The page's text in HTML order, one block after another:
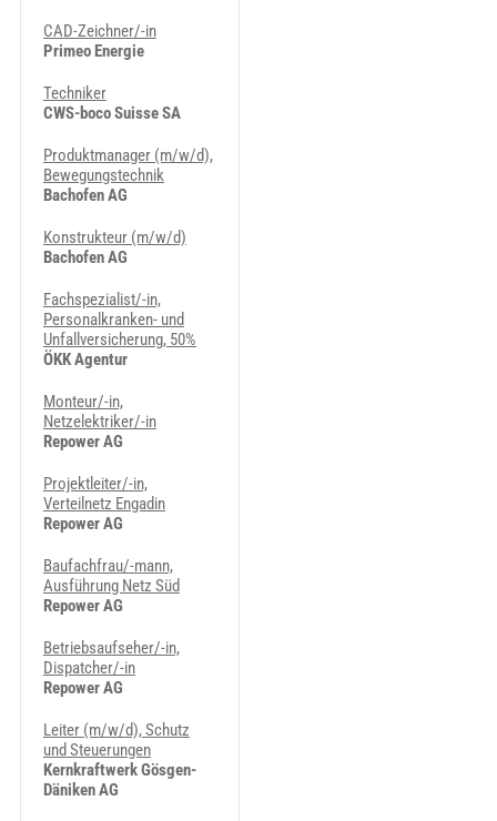
CAD-Zeichner/-in
Primeo Energie
Techniker
CWS-boco Suisse SA
Produktmanager (m/w/d),
Bewegungstechnik
Bachofen AG
Konstrukteur (m/w/d)
Bachofen AG
Fachspezialist/-in,
Personalkranken- und
Unfallversicherung, 50%
ÖKK Agentur
Monteur/-in,
Netzelektriker/-in
Repower AG
Projektleiter/-in,
Verteilnetz Engadin
Repower AG
Baufachfrau/-mann,
Ausführung Netz Süd
Repower AG
Betriebsaufseher/-in,
Dispatcher/-in
Repower AG
Leiter (m/w/d), Schutz
und Steuerungen
Kernkraftwerk Gösgen-
Däniken AG